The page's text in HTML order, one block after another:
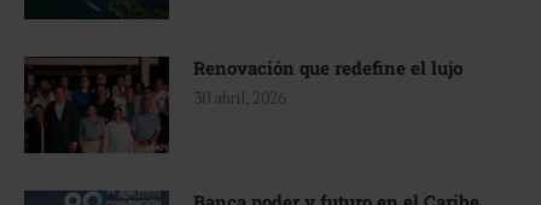
Renovación que redefine el lujo
30 abril, 2026